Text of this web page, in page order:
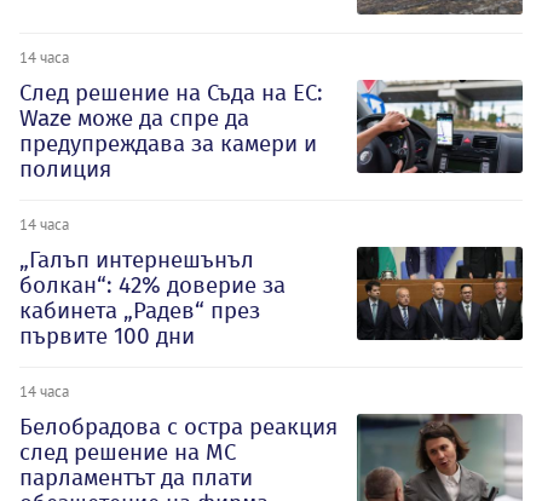
14 часа
След решение на Съда на ЕС:
Waze може да спре да
предупреждава за камери и
полиция
14 часа
„Галъп интернешънъл
болкан“: 42% доверие за
кабинета „Радев“ през
първите 100 дни
14 часа
Белобрадова с остра реакция
след решение на МС
парламентът да плати